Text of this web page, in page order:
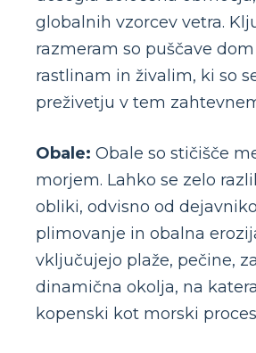
globalnih vzorcev vetra.
razmeram so puščave
rastlinam in živalim, ki so
preživetju v tem
Obale: Obale so stičišče
morjem. Lahko se zelo
obliki, odvisno od
plimovanje in obalna
vključujejo plaže, pečine,
dinamična okolja, na
kopenski kot morski